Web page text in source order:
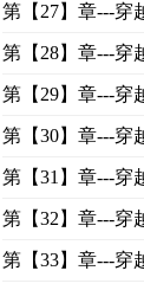
第【27】章---穿
第【28】章---穿
第【29】章---穿
第【30】章---穿
第【31】章---穿
第【32】章---穿
第【33】章---穿